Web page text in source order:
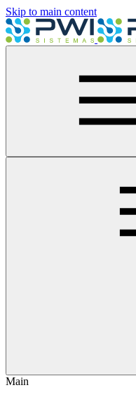
Skip to main content
Main